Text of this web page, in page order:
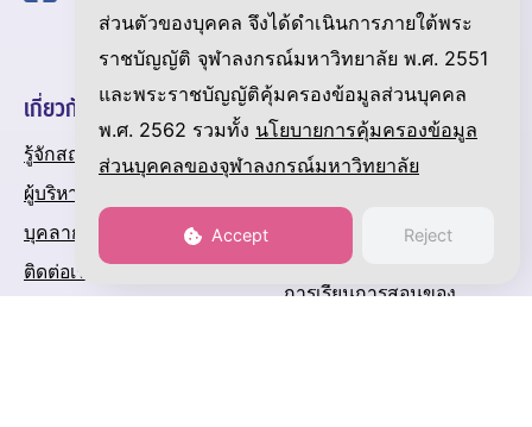
เกี่ยวกับสถาบัน
รู้จักสถาบัน
ผู้บริหาร
บุคลากร
ติดต่อเรา
การดำเนินงาน / การ
บริการ
การทดสอบสมรรถภาพภาษา
การเรียนการสอนของ
ส่วนตัวของบุคคล จึงได้ดำเนินการภายใต้พระ
ราชบัญญัติ จุฬาลงกรณ์มหาวิทยาลัย พ.ศ. 2551
และพระราชบัญญัติคุ้มครองข้อมูลส่วนบุคคล
พ.ศ. 2562 รวมทั้ง นโยบายการคุ้มครองข้อมูล
ส่วนบุคคลของจุฬาลงกรณ์มหาวิทยาลัย
Accept Reject